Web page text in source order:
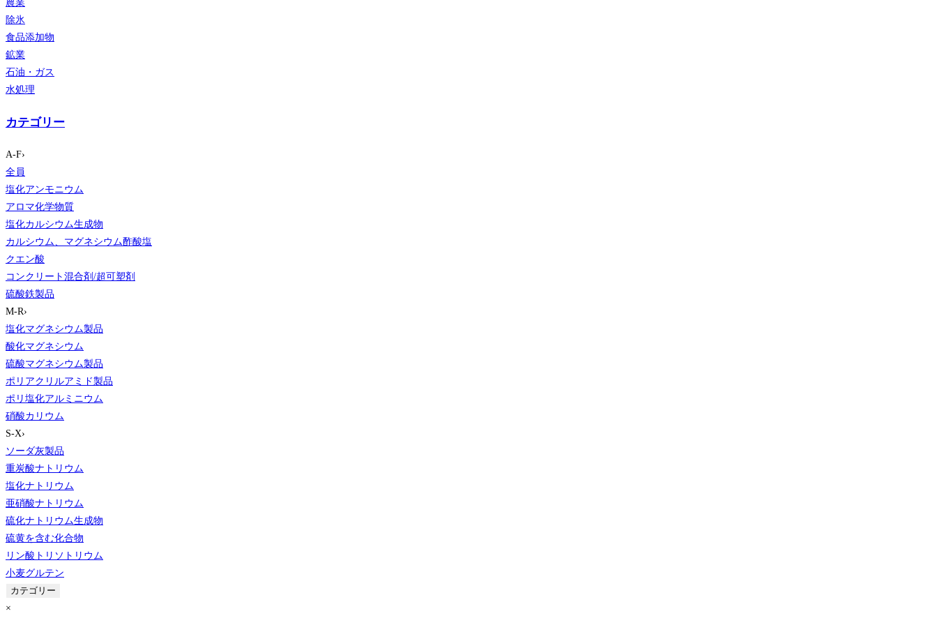
農業
除氷
食品添加物
鉱業
石油・ガス
水処理
カテゴリー
A-F›
全員
塩化アンモニウム
アロマ化学物質
塩化カルシウム生成物
カルシウム、マグネシウム酢酸塩
クエン酸
コンクリート混合剤/超可塑剤
硫酸鉄製品
M-R›
塩化マグネシウム製品
酸化マグネシウム
硫酸マグネシウム製品
ポリアクリルアミド製品
ポリ塩化アルミニウム
硝酸カリウム
S-X›
ソーダ灰製品
重炭酸ナトリウム
塩化ナトリウム
亜硝酸ナトリウム
硫化ナトリウム生成物
硫黄を含む化合物
リン酸トリソトリウム
小麦グルテン
カテゴリー
×